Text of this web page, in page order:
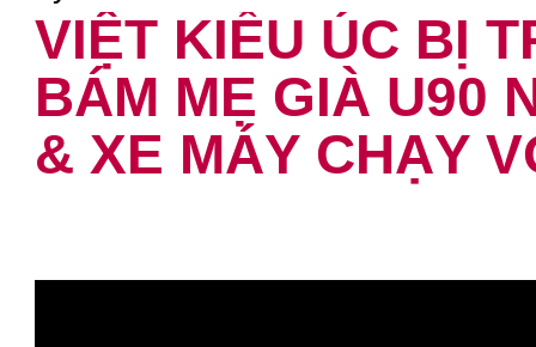
VIỆT KIỀU ÚC BỊ
BÁM MẸ GIÀ U90
& XE MÁY CHẠY